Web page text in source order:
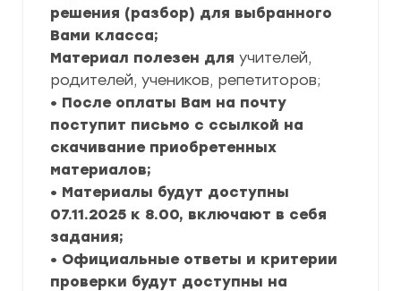
решения (разбор) для выбранного
Вами класса;
Материал полезен для учителей,
родителей, учеников, репетиторов;
• После оплаты Вам на почту
поступит письмо с ссылкой на
скачивание приобретенных
материалов;
• Материалы будут доступны
07.11.2025 к 8.00, включают в себя
задания;
• Официальные ответы и критерии
проверки будут доступны на